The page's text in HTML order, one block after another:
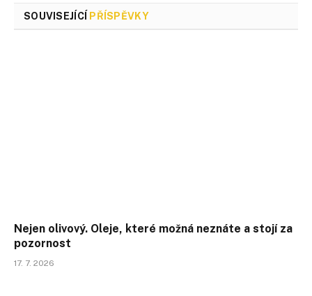
SOUVISEJÍCÍ PŘÍSPĚVKY
Nejen olivový. Oleje, které možná neznáte a stojí za
pozornost
17. 7. 2026